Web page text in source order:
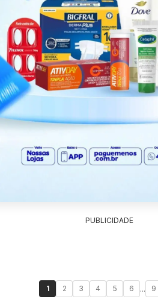
PUBLICIDADE
1 2 3 4 5 6 ... 9